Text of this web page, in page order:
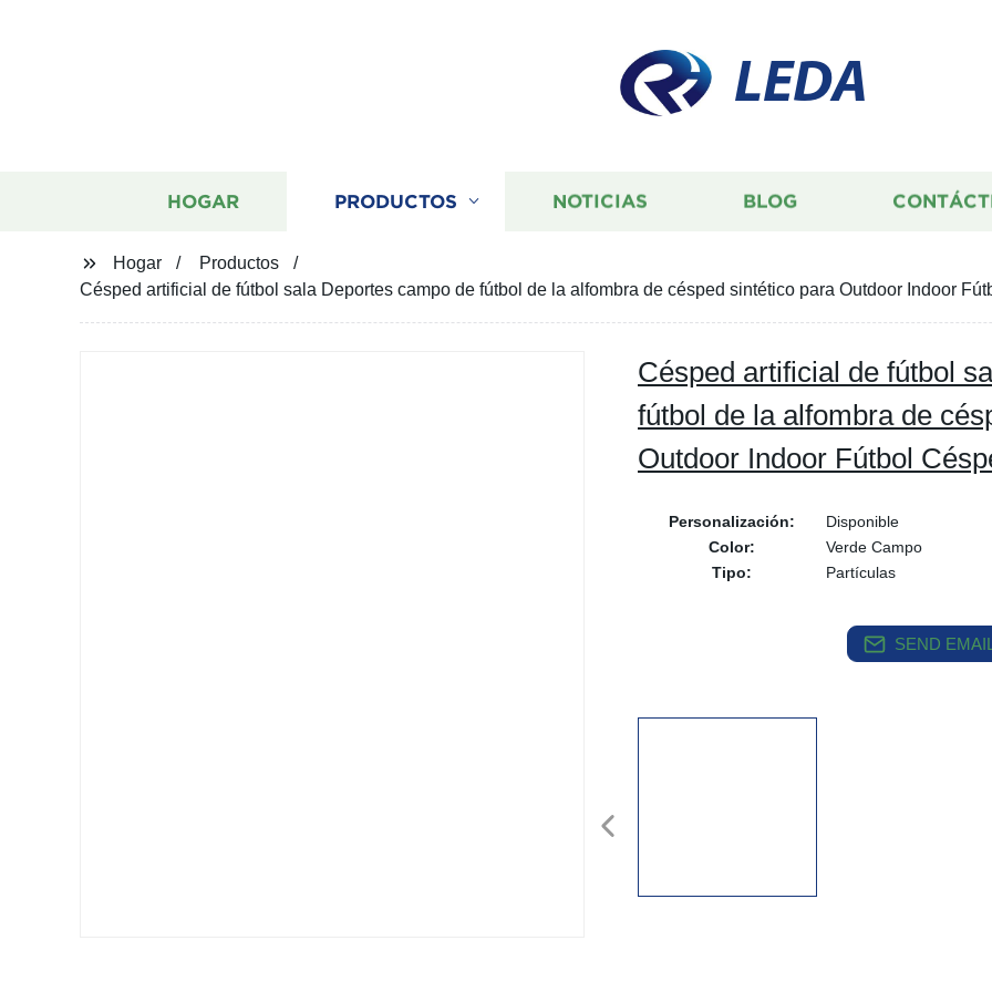
LEDA
HOGAR PRODUCTOS NOTICIAS BLOG
Hogar
Productos
Césped artificial de fútbol sala Deportes campo de fútbol de la alfombra de césped sintético para Outdoor Indoor
Césped artificial de fútbol
fútbol de la alfombra de
Outdoor Indoor Fútbol
Personalización:
Disponible
Color:
Verde Campo
Tipo:
Partículas
SEND